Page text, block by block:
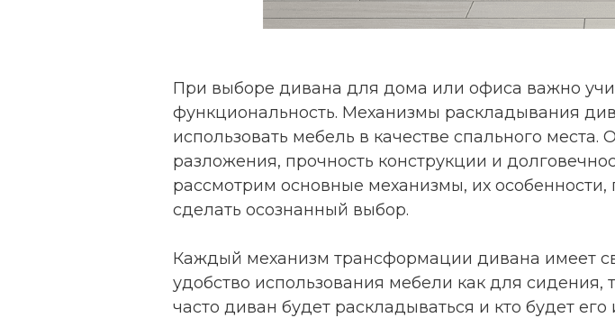
При выборе дивана для дома или офиса важно
функциональность. Механизмы раскладывания
использовать мебель в качестве спального
разложения, прочность конструкции и
рассмотрим основные механизмы, их
сделать осознанный выбор.
Каждый механизм трансформации дивана имеет
удобство использования мебели как для сидения,
часто диван будет раскладываться и кто будет